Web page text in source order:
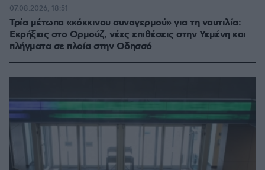
Τρία μέτωπα «κόκκινου συναγερμού» για τη ναυτιλία:
Εκρήξεις στο Ορμούζ, νέες επιθέσεις στην Υεμένη και
πλήγματα σε πλοία στην Οδησσό
07.08.2026, 18:51